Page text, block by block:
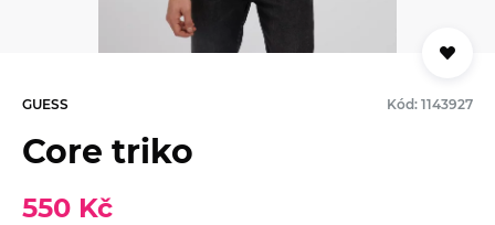
GUESS Kód: 1143927
Core triko
550 Kč